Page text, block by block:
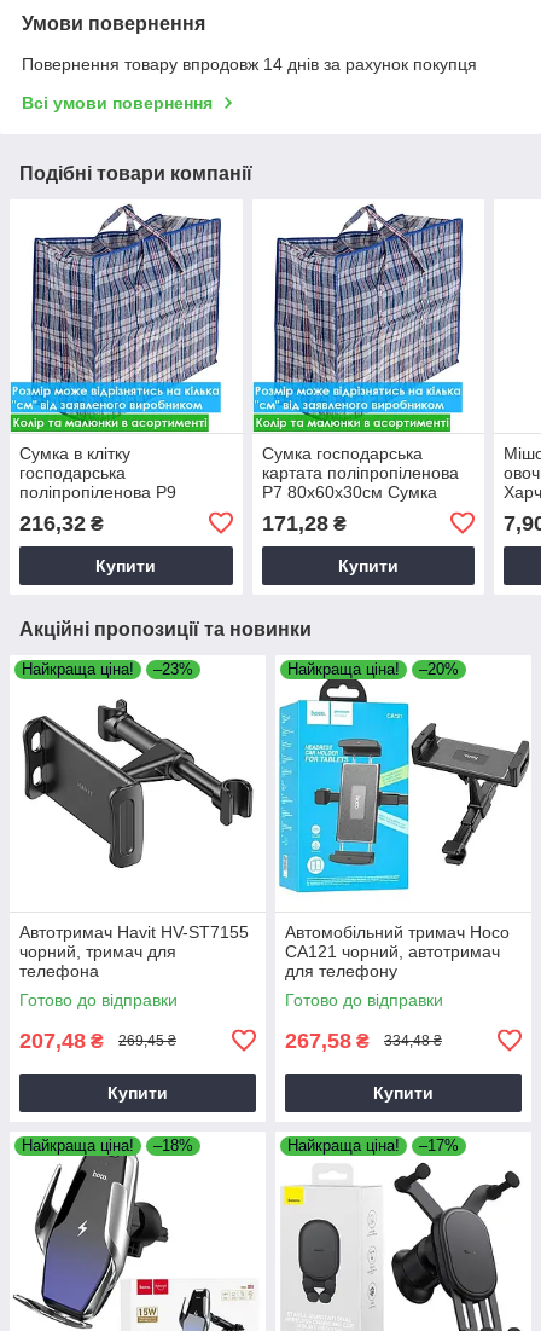
Умови повернення
Повернення товару впродовж 14 днів за рахунок покупця
Всі умови повернення
Подібні товари компанії
Сумка в клітку
господарська
поліпропіленова P9
105х60х30см різні кольори
/ Сумки картаті
216,32 ₴
Купити
Сумка господарська
картата поліпропіленова
P7 80х60х30см Сумка
баул у клітинку (кольори
та малюнки в
асортименті)
171,28₴
Купити
Акційні пропозиції та новинки
Найкраща ціна! –23%
Автотримач Havit HV-ST7155
чорний, тримач для
телефона
Готово до відправки
207,48 ₴ 269,45 ₴
Купити
Найкраща ціна! –20%
Автомобільний тримач Hoco
CA121 чорний, автотримач
для телефону
Готово до відправки
267,58 ₴ 334,48 ₴
Купити
Найкраща ціна! –18% Найкраща ціна! –17%